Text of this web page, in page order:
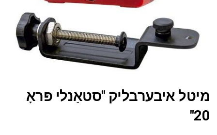
מיטל איבערבליק "סטאַנלי פּראָ
20"